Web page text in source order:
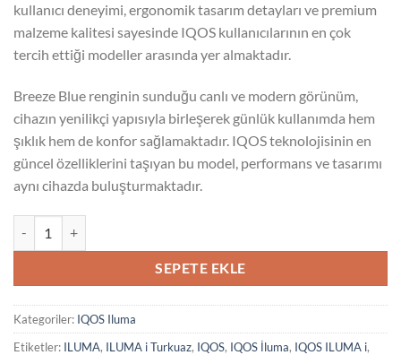
kullanıcı deneyimi, ergonomik tasarım detayları ve premium
malzeme kalitesi sayesinde IQOS kullanıcılarının en çok
tercih ettiği modeller arasında yer almaktadır.
Breeze Blue renginin sunduğu canlı ve modern görünüm,
cihazın yenilikçi yapısıyla birleşerek günlük kullanımda hem
şıklık hem de konfor sağlamaktadır. IQOS teknolojisinin en
güncel özelliklerini taşıyan bu model, performans ve tasarımı
aynı cihazda buluşturmaktadır.
SEPETE EKLE
Kategoriler: IQOS Iluma
Etiketler: ILUMA, ILUMA i Turkuaz, IQOS, IQOS İluma, IQOS ILUMA i,